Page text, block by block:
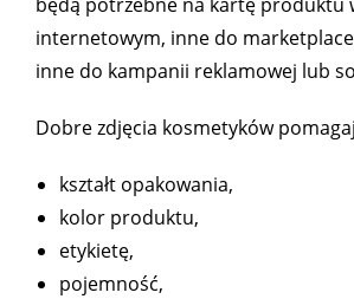
internetowym, inne do
inne do kampanii reklamowej lub
Dobre zdjęcia kosmetyków
kształt opakowania,
kolor produktu,
etykietę,
pojemność,